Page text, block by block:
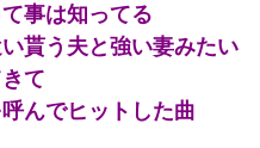
事は知ってる
貰う夫と強い妻みたい
て
んでヒットした曲